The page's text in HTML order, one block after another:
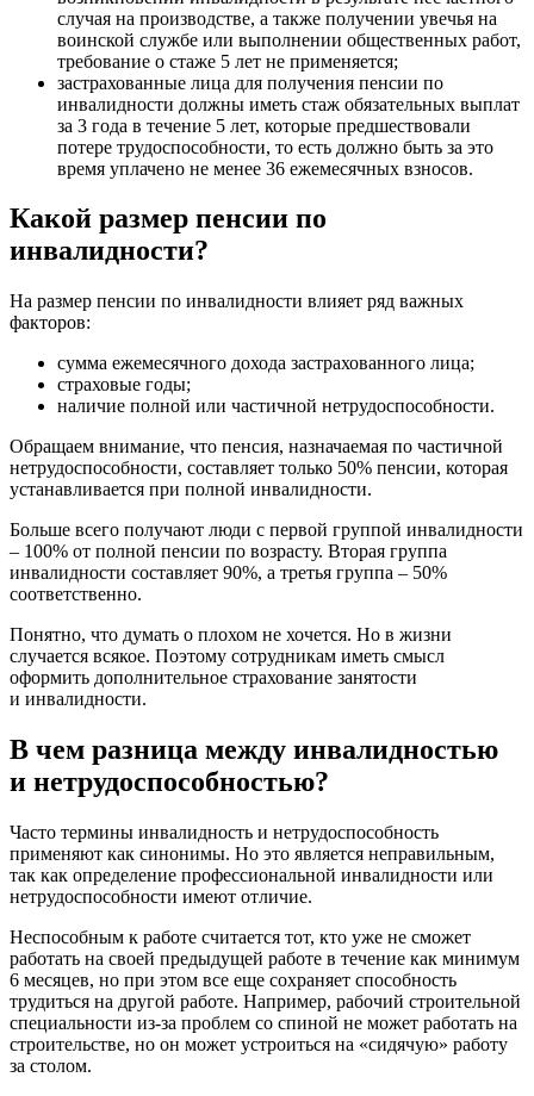
случая на производстве, а также получении увечья на
воинской службе или выполнении общественных работ,
требование о стаже 5 лет не применяется;
застрахованные лица для получения пенсии по
инвалидности должны иметь стаж обязательных выплат
за 3 года в течение 5 лет, которые предшествовали
потере трудоспособности, то есть должно быть за это
время уплачено не менее 36 ежемесячных взносов.
Какой размер пенсии по
инвалидности?
На размер пенсии по инвалидности влияет ряд важных
факторов:
сумма ежемесячного дохода застрахованного лица;
страховые годы;
наличие полной или частичной нетрудоспособности.
Обращаем внимание, что пенсия, назначаемая по частичной
нетрудоспособности, составляет только 50% пенсии, которая
устанавливается при полной инвалидности.
Больше всего получают люди с первой группой инвалидности
– 100% от полной пенсии по возрасту. Вторая группа
инвалидности составляет 90%, а третья группа – 50%
соответственно.
Понятно, что думать о плохом не хочется. Но в жизни
случается всякое. Поэтому сотрудникам иметь смысл
оформить дополнительное страхование занятости
и инвалидности.
В чем разница между инвалидностью
и нетрудоспособностью?
Часто термины инвалидность и нетрудоспособность
применяют как синонимы. Но это является неправильным,
так как определение профессиональной инвалидности или
нетрудоспособности имеют отличие.
Неспособным к работе считается тот, кто уже не сможет
работать на своей предыдущей работе в течение как минимум
6 месяцев, но при этом все еще сохраняет способность
трудиться на другой работе. Например, рабочий строительной
специальности из-за проблем со спиной не может работать на
строительстве, но он может устроиться на «сидячую» работу
за столом.